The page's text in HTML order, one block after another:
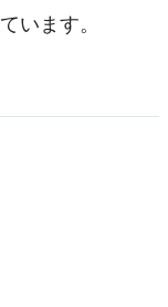
います。